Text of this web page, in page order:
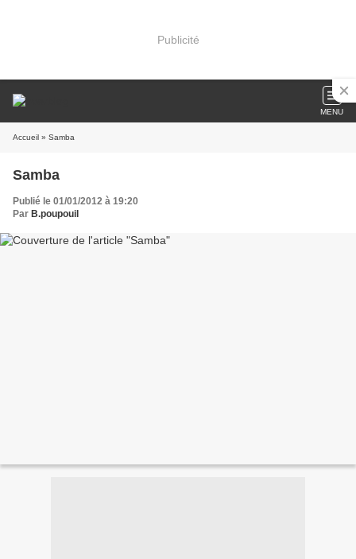
Publicité
MENU
Accueil » Samba
Samba
Publié le 01/01/2012 à 19:20
Par B.poupouil